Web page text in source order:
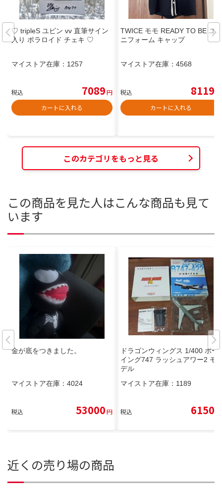
♡ tripleS ユビン vv 直筆サイン
入り ポラロイド チェキ ♡
マイストア在庫： 1257
税込 7089円
カートに入れる
TWICE モモ READY TO BE ユ
ニフォーム キャップ
マイストア在庫： 4568
税込 8119
カートに入れる
このカテゴリをもっと見る
この商品を見た人はこんな商品も見て
います
金が底をつきました。
マイストア在庫： 4024
税込 53000円
ドラゴンウィングス 1/400 ボー
イング747 ラッシュアワー2 モ
デル
マイストア在庫： 1189
税込 6150
近くの売り場の商品